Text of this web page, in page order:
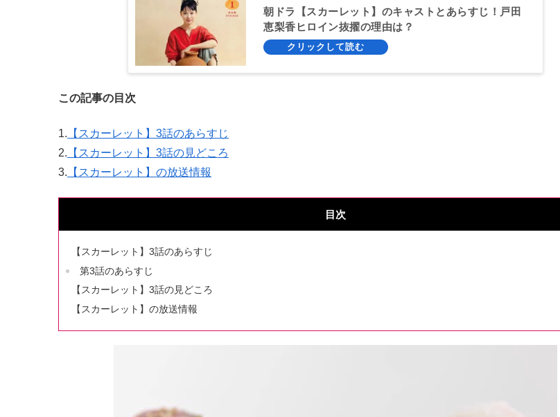
朝ドラ【スカーレット】のキャストとあらすじ！戸田
恵梨香ヒロイン抜擢の理由は？
この記事の目次
1. 【スカーレット】3話のあらすじ
2. 【スカーレット】3話の見どころ
3. 【スカーレット】の放送情報
目次
【スカーレット】3話のあらすじ
第3話のあらすじ
【スカーレット】3話の見どころ
【スカーレット】の放送情報